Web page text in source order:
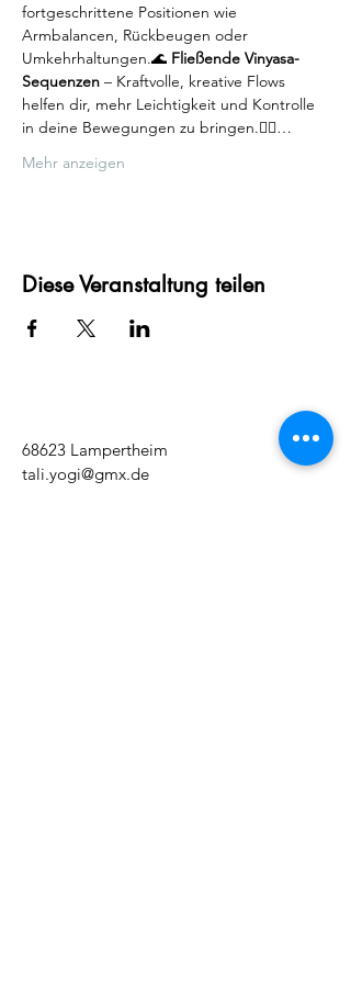
fortgeschrittene Positionen wie
Armbalancen, Rückbeugen oder
Umkehrhaltungen.🌊 Fließende Vinyasa-
Sequenzen – Kraftvolle, kreative Flows
helfen dir, mehr Leichtigkeit und Kontrolle
in deine Bewegungen zu bringen.🧘‍♀️…
Mehr anzeigen
Diese Veranstaltung teilen
68623 Lampertheim
tali.yogi@gmx.de